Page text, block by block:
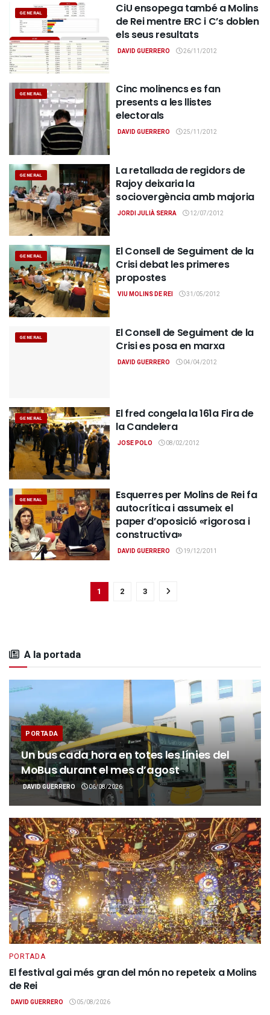
GENERAL
CiU ensopega també a Molins
de Rei mentre ERC i C’s doblen
els seus resultats
DAVID GUERRERO 26/11/2012
GENERAL
Cinc molinencs es fan
presents a les llistes
electorals
DAVID GUERRERO 25/11/2012
GENERAL
La retallada de regidors de
Rajoy deixaria la
sociovergència amb majoria
JORDI JULIÀ SERRA 12/07/2012
GENERAL
El Consell de Seguiment de la
Crisi debat les primeres
propostes
VIU MOLINS DE REI 31/05/2012
GENERAL
El Consell de Seguiment de la
Crisi es posa en marxa
DAVID GUERRERO 04/04/2012
GENERAL
El fred congela la 161a Fira de
la Candelera
JOSE POLO 08/02/2012
GENERAL
Esquerres per Molins de Rei fa
autocrítica i assumeix el
paper d’oposició «rigorosa i
constructiva»
DAVID GUERRERO 19/12/2011
1 2 3
A la portada
PORTADA
Un bus cada hora en totes les línies del
MoBus durant el mes d’agost
DAVID GUERRERO 06/08/2026
PORTADA
El festival gai més gran del món no repeteix a Molins
de Rei
DAVID GUERRERO 05/08/2026